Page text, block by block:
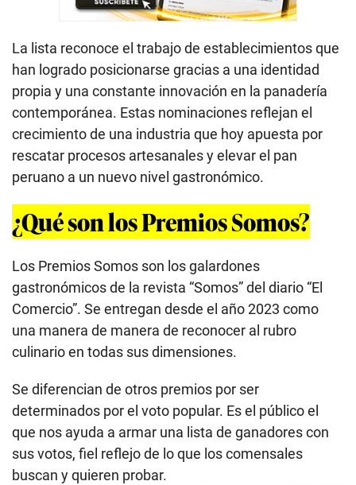
La lista reconoce el trabajo de establecimientos que
han logrado posicionarse gracias a una identidad
propia y una constante innovación en la panadería
contemporánea. Estas nominaciones reflejan el
crecimiento de una industria que hoy apuesta por
rescatar procesos artesanales y elevar el pan
peruano a un nuevo nivel gastronómico.
¿Qué son los Premios Somos?
Los Premios Somos son los galardones
gastronómicos de la revista “Somos” del diario “El
Comercio”. Se entregan desde el año 2023 como
una manera de manera de reconocer al rubro
culinario en todas sus dimensiones.
Se diferencian de otros premios por ser
determinados por el voto popular. Es el público el
que nos ayuda a armar una lista de ganadores con
sus votos, fiel reflejo de lo que los comensales
buscan y quieren probar.